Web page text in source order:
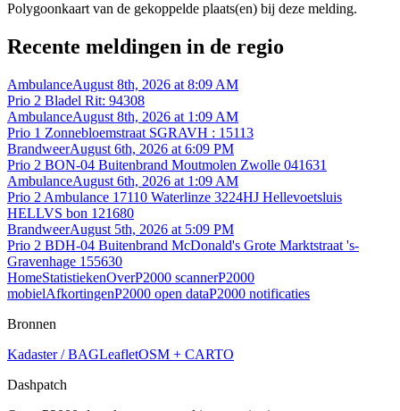
Polygoonkaart van de gekoppelde plaats(en) bij deze melding.
Recente meldingen in de regio
AmbulanceAugust 8th, 2026 at 8:09 AM
Prio 2 Bladel Rit: 94308
AmbulanceAugust 8th, 2026 at 1:09 AM
Prio 1 Zonnebloemstraat SGRAVH : 15113
BrandweerAugust 6th, 2026 at 6:09 PM
Prio 2 BON-04 Buitenbrand Moutmolen Zwolle 041631
AmbulanceAugust 6th, 2026 at 1:09 AM
Prio 2 Ambulance 17110 Waterlinze 3224HJ Hellevoetsluis
HELLVS bon 121680
BrandweerAugust 5th, 2026 at 5:09 PM
Prio 2 BDH-04 Buitenbrand McDonald's Grote Marktstraat 's-
Gravenhage 155630
HomeStatistiekenOverP2000 scannerP2000
mobielAfkortingenP2000 open dataP2000 notificaties
Bronnen
Kadaster / BAGLeafletOSM + CARTO
Dashpatch